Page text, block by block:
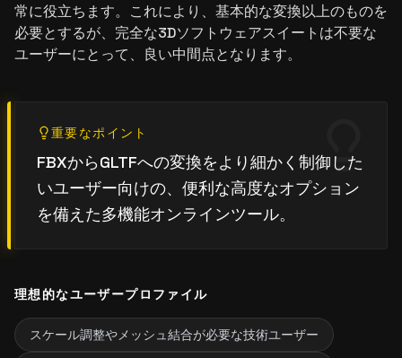
常に役立ちます。これにより、基本的な変換以上のものを
必要とするが、完全な3Dソフトウェアスイートは不要な
ユーザーにとって、良い中間点となります。
重要なポイント
FBXからGLTFへの変換をより細かく制御した
いユーザー向けの、便利な高度なオプション
を備えた多機能オンラインツール。
理想的なユーザープロファイル
スケール調整やメッシュ結合が必要な技術ユーザー